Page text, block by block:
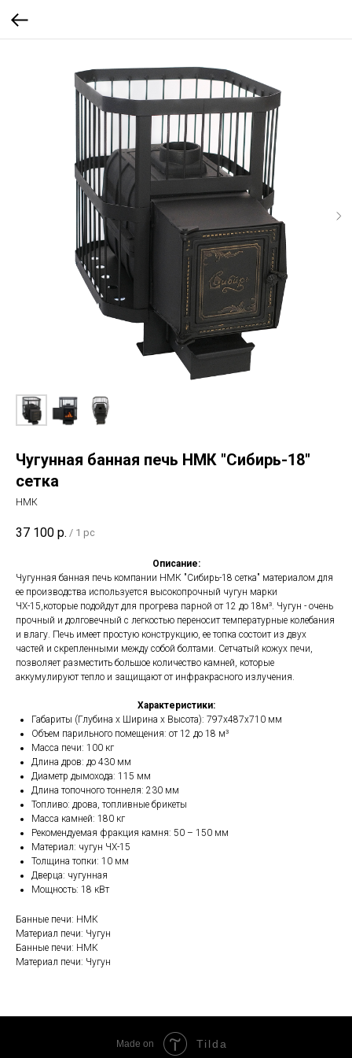
Чугунная банная печь НМК "Сибирь-18"
сетка
НМК
37 100 р. / 1 pc
Описание:
Чугунная банная печь компании НМК "Сибирь-18 сетка" материалом для
ее производства используется высокопрочный чугун марки
ЧХ-15,которые подойдут для прогрева парной от 12 до 18м³. Чугун - очень
прочный и долговечный с легкостью переносит температурные колебания
и влагу. Печь имеет простую конструкцию, ее топка состоит из двух
частей и скрепленными между собой болтами. Сетчатый кожух печи,
позволяет разместить большое количество камней, которые
аккумулируют тепло и защищают от инфракрасного излучения.
Характеристики:
Габариты (Глубина х Ширина х Высота): 797х487х710 мм
Объем парильного помещения: от 12 до 18 м³
Масса печи: 100 кг
Длина дров: до 430 мм
Диаметр дымохода: 115 мм
Длина топочного тоннеля: 230 мм
Топливо: дрова, топливные брикеты
Масса камней: 180 кг
Рекомендуемая фракция камня: 50 – 150 мм
Материал: чугун ЧХ-15
Толщина топки: 10 мм
Дверца: чугунная
Мощность: 18 кВт
Банные печи: НМК
Материал печи: Чугун
Банные печи: НМК
Материал печи: Чугун
Made on Tilda